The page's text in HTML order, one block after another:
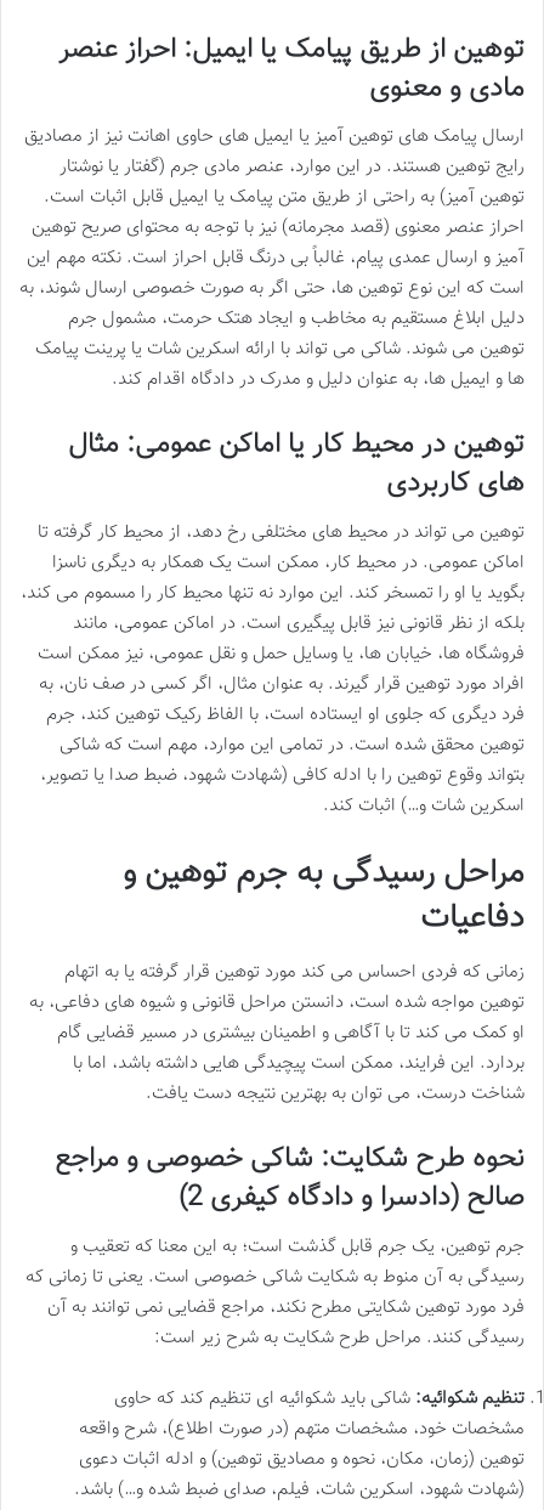
توهین از طریق پیامک یا ایمیل: احراز عنصر
مادی و معنوی
ارسال پیامک های توهین آمیز یا ایمیل های حاوی اهانت نیز از مصادیق
رایج توهین هستند. در این موارد، عنصر مادی جرم (گفتار یا نوشتار
توهین آمیز) به راحتی از طریق متن پیامک یا ایمیل قابل اثبات است.
احراز عنصر معنوی (قصد مجرمانه) نیز با توجه به محتوای صریح توهین
آمیز و ارسال عمدی پیام، غالباً بی درنگ قابل احراز است. نکته مهم این
است که این نوع توهین ها، حتی اگر به صورت خصوصی ارسال شوند، به
دلیل ابلاغ مستقیم به مخاطب و ایجاد هتک حرمت، مشمول جرم
توهین می شوند. شاکی می تواند با ارائه اسکرین شات یا پرینت پیامک
ها و ایمیل ها، به عنوان دلیل و مدرک در دادگاه اقدام کند.
توهین در محیط کار یا اماکن عمومی: مثال
های کاربردی
توهین می تواند در محیط های مختلفی رخ دهد، از محیط کار گرفته تا
اماکن عمومی. در محیط کار، ممکن است یک همکار به دیگری ناسزا
بگوید یا او را تمسخر کند. این موارد نه تنها محیط کار را مسموم می کند،
بلکه از نظر قانونی نیز قابل پیگیری است. در اماکن عمومی، مانند
فروشگاه ها، خیابان ها، یا وسایل حمل و نقل عمومی، نیز ممکن است
افراد مورد توهین قرار گیرند. به عنوان مثال، اگر کسی در صف نان، به
فرد دیگری که جلوی او ایستاده است، با الفاظ رکیک توهین کند، جرم
توهین محقق شده است. در تمامی این موارد، مهم است که شاکی
بتواند وقوع توهین را با ادله کافی (شهادت شهود، ضبط صدا یا تصویر،
اسکرین شات و…) اثبات کند.
مراحل رسیدگی به جرم توهین و
دفاعیات
زمانی که فردی احساس می کند مورد توهین قرار گرفته یا به اتهام
توهین مواجه شده است، دانستن مراحل قانونی و شیوه های دفاعی، به
او کمک می کند تا با آگاهی و اطمینان بیشتری در مسیر قضایی گام
بردارد. این فرایند، ممکن است پیچیدگی هایی داشته باشد، اما با
شناخت درست، می توان به بهترین نتیجه دست یافت.
نحوه طرح شکایت: شاکی خصوصی و مراجع
صالح (دادسرا و دادگاه کیفری 2)
جرم توهین، یک جرم قابل گذشت است؛ به این معنا که تعقیب و
رسیدگی به آن منوط به شکایت شاکی خصوصی است. یعنی تا زمانی که
فرد مورد توهین شکایتی مطرح نکند، مراجع قضایی نمی توانند به آن
رسیدگی کنند. مراحل طرح شکایت به شرح زیر است:
تنظیم شکوائیه: شاکی باید شکوائیه ای تنظیم کند که حاوی
مشخصات خود، مشخصات متهم (در صورت اطلاع)، شرح واقعه
توهین (زمان، مکان، نحوه و مصادیق توهین) و ادله اثبات دعوی
(شهادت شهود، اسکرین شات، فیلم، صدای ضبط شده و…) باشد.